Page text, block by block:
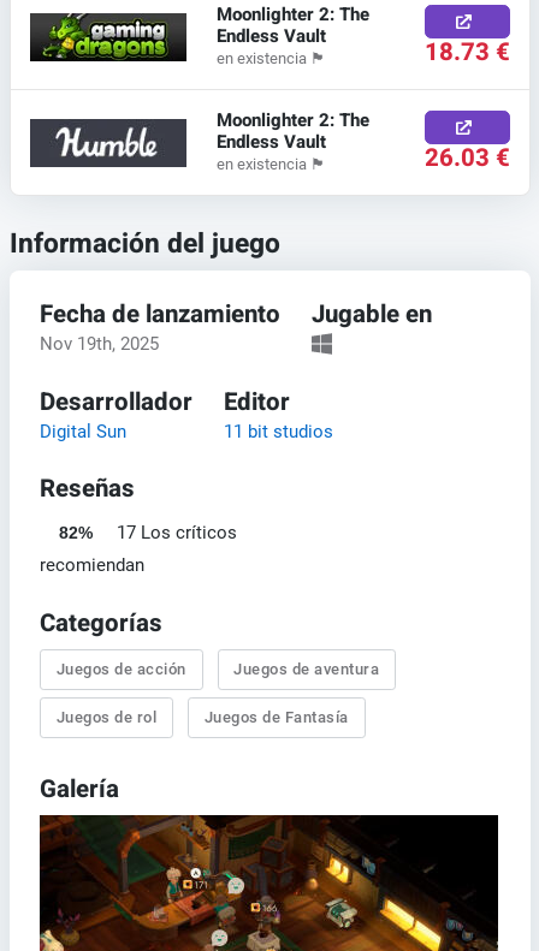
Moonlighter 2: The
Endless Vault
en existencia 🏴 18.73 €
Moonlighter 2: The
Endless Vault
en existencia 🏴 26.03 €
Información del juego
Fecha de lanzamiento
Nov 19th, 2025
Jugable en
Desarrollador
Digital Sun
Editor
11 bit studios
Reseñas
82%
17 Los críticos
recomiendan
Categorías
Juegos de acción Juegos de aventura
Juegos de rol Juegos de Fantasía
Galería